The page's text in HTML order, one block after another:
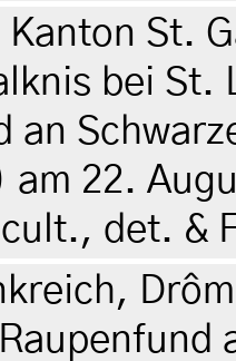
Kanton St.
bei St.
an
am 22.
det. &